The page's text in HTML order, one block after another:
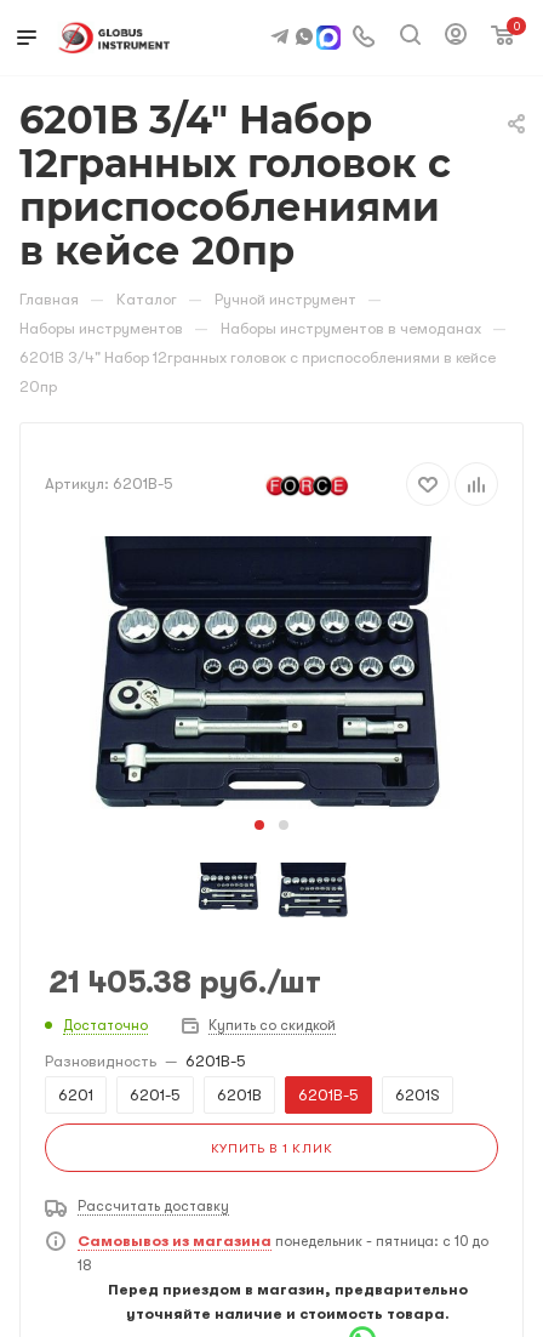
0
6201B 3/4" Набор
12гранных головок с
приспособлениями
в кейсе 20пр
Главная — Каталог — Ручной инструмент —
Наборы инструментов — Наборы инструментов в чемоданах —
6201B 3/4" Набор 12гранных головок с приспособлениями в кейсе
20пр
Артикул: 6201B-5
21 405.38 руб./шт
Достаточно Купить со скидкой
Разновидность — 6201B-5
6201
6201-5 6201B 6201B-5 6201S
КУПИТЬ В 1 КЛИК
Рассчитать доставку
Самовывоз из магазина понедельник - пятница: с 10 до
18
Перед приездом в магазин, предварительно
уточняйте наличие и стоимость товара.